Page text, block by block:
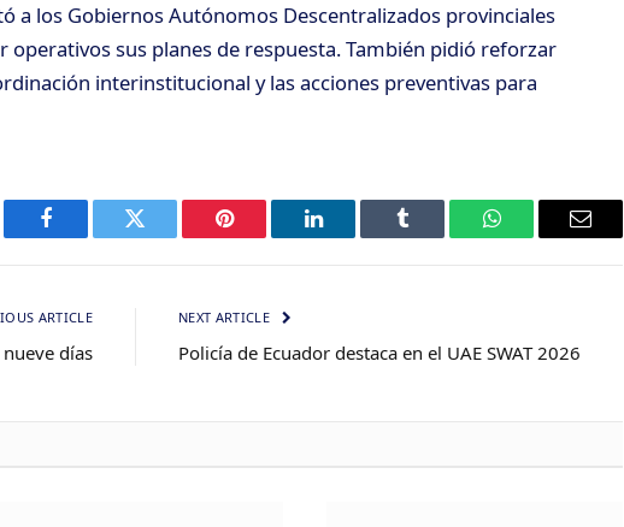
a los Gobiernos Autónomos Descentralizados provinciales
operativos sus planes de respuesta. También pidió reforzar
interinstitucional y las acciones preventivas para
Facebook Twitter Pinterest LinkedIn Tumblr WhatsAppEmail
ARTICLE
nueve días
NEXT ARTICLE
Policía de Ecuador destaca en el UAE SWAT 2026